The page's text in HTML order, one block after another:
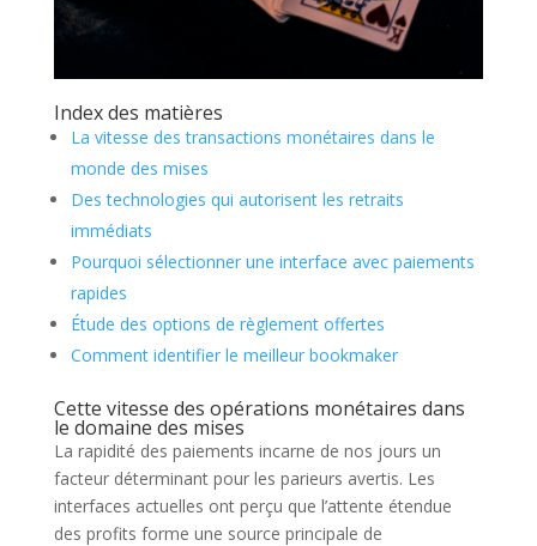
Index des matières
La vitesse des transactions monétaires dans le
monde des mises
Des technologies qui autorisent les retraits
immédiats
Pourquoi sélectionner une interface avec paiements
rapides
Étude des options de règlement offertes
Comment identifier le meilleur bookmaker
Cette vitesse des opérations monétaires dans
le domaine des mises
La rapidité des paiements incarne de nos jours un
facteur déterminant pour les parieurs avertis. Les
interfaces actuelles ont perçu que l’attente étendue
des profits forme une source principale de